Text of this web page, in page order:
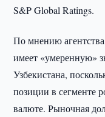
S&P Global Ratings.
По мнению
имеет «умеренную»
Узбекистана,
позиции в сегменте
валюте. Рыночная